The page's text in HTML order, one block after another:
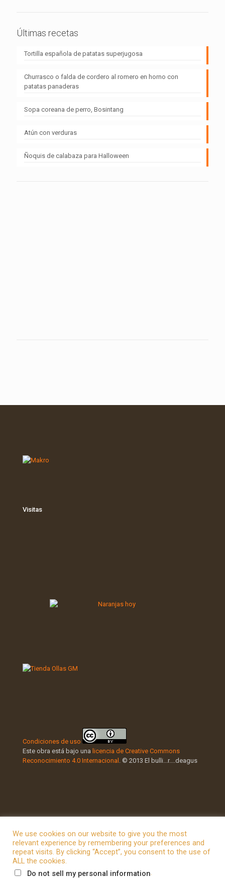
Últimas recetas
Tortilla española de patatas superjugosa
Churrasco o falda de cordero al romero en horno con
patatas panaderas
Sopa coreana de perro, Bosintang
Atún con verduras
Ñoquis de calabaza para Halloween
Visitas
Condiciones de uso
Este obra está bajo una licencia de Creative Commons
Reconocimiento 4.0 Internacional . © 2013 El bulli...r....deagus
© 2026 Betheme by Muffin group
We use cookies on our website to give you the most
relevant experience by remembering your preferences and
repeat visits. By clicking “Accept”, you consent to the use of
ALL the cookies.
Do not sell my personal information.